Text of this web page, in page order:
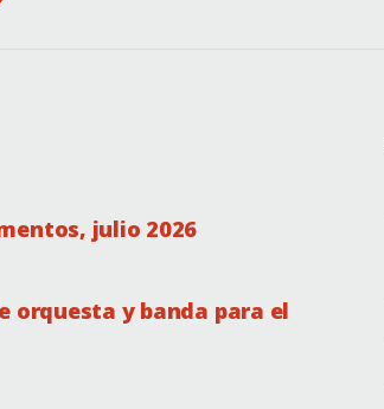
julio 2026
orquesta y banda para el